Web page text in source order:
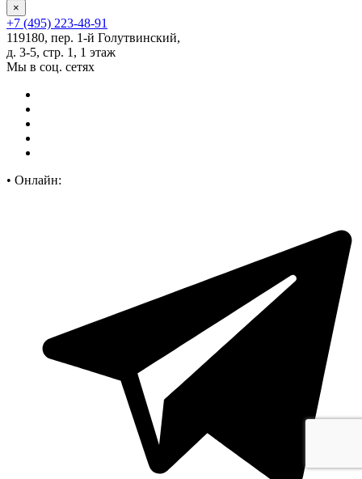
×
+7 (495) 223-48-91
119180, пер. 1-й Голутвинский,
д. 3-5, стр. 1, 1 этаж
Мы в соц. сетях
• Онлайн: